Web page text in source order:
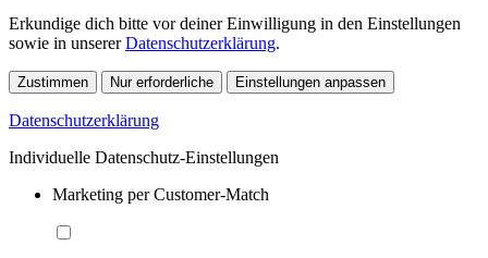
Erkundige dich bitte vor deiner Einwilligung in den Einstellungen
sowie in unsererDatenschutzerklärung.
Zustimmen Nur erforderliche Einstellungen anpassen
Datenschutzerklärung
Individuelle Datenschutz-Einstellungen
Marketing per Customer-Match